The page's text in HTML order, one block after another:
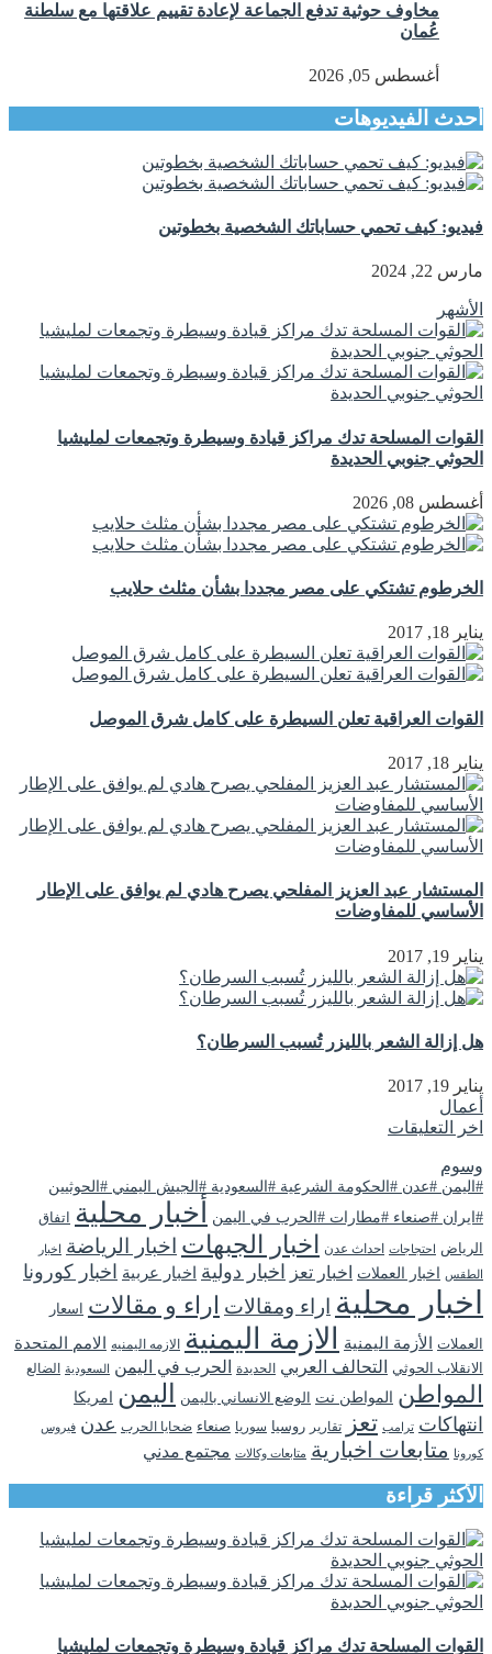
مخاوف حوثية تدفع الجماعة لإعادة تقييم علاقتها مع سلطنة
عُمان
أغسطس 05, 2026
أحدث الفيديوهات
فيديو: كيف تحمي حساباتك الشخصية بخطوتين
مارس 22, 2024
الأشهر
القوات المسلحة تدك مراكز قيادة وسيطرة وتجمعات لمليشيا
الحوثي جنوبي الحديدة
أغسطس 08, 2026
الخرطوم تشتكي على مصر مجددا بشأن مثلث حلايب
يناير 18, 2017
القوات العراقية تعلن السيطرة على كامل شرق الموصل
يناير 18, 2017
المستشار عبد العزيز المفلحي يصرح هادي لم يوافق على الإطار
الأساسي للمفاوضات
يناير 19, 2017
هل إزالة الشعر بالليزر تُسبب السرطان؟
يناير 19, 2017
أعمال
اخر التعليقات
وسوم
#اليمن #عدن #الحكومة الشرعية #السعودية #الجيش اليمني #الحوثيين
#ايران #صنعاء #مطارات #الحرب في اليمن
أخبار محلية
اتفاق
الرياض
احتجاجات احداث عدن اخبار الجبهات اخبار الرياضة اخبار
الطقس
اخبار العملات اخبار تعز اخبار دولية اخبار عربية اخبار كورونا
اخبار محلية اراء ومقالات اراء و مقالات اسعار
العملات الأزمة اليمنية الازمة اليمنية الازمه اليمنيه الامم المتحدة
الانقلاب الحوثي التحالف العربي الحديدة الحرب في اليمن السعودية الضالع
المواطن المواطن نت الوضع الانساني باليمن اليمن امريكا
انتهاكات ترامب تعز تقارير روسيا سوريا صنعاء ضحايا الحرب عدن فيروس
كورونا متابعات اخبارية متابعات وكالات مجتمع مدني
الأكثر قراءة
القوات المسلحة تدك مراكز قيادة وسيطرة وتجمعات لمليشيا